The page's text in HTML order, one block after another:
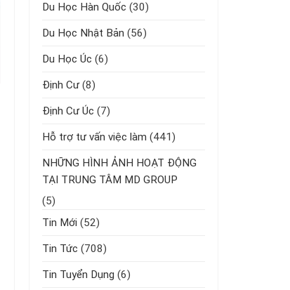
Du Học Hàn Quốc (30)
Du Học Nhật Bản (56)
Du Học Úc (6)
Định Cư (8)
Định Cư Úc (7)
Hỗ trợ tư vấn việc làm (441)
NHỮNG HÌNH ẢNH HOẠT ĐỘNG
TẠI TRUNG TÂM MD GROUP
(5)
Tin Mới (52)
Tin Tức (708)
Tin Tuyển Dụng (6)